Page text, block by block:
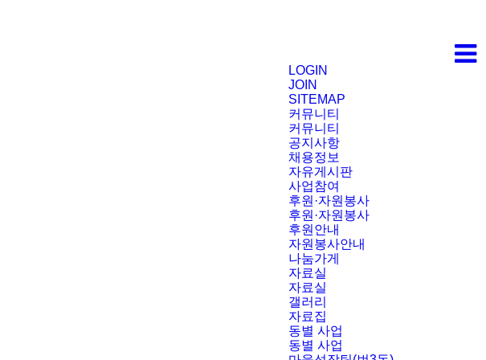
LOGIN
JOIN
SITEMAP
커뮤니티
커뮤니티
공지사항
채용정보
자유게시판
사업참여
후원·자원봉사
후원·자원봉사
후원안내
자원봉사안내
나눔가게
자료실
자료실
갤러리
자료집
동별 사업
동별 사업